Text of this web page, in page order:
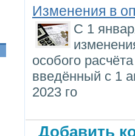
Изменения в
С 1
особого
введённый с 1
2023 го
Добавить